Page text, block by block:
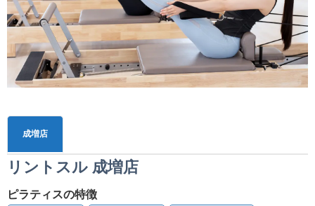
成増店
リントスル 成増店
ピラティスの特徴